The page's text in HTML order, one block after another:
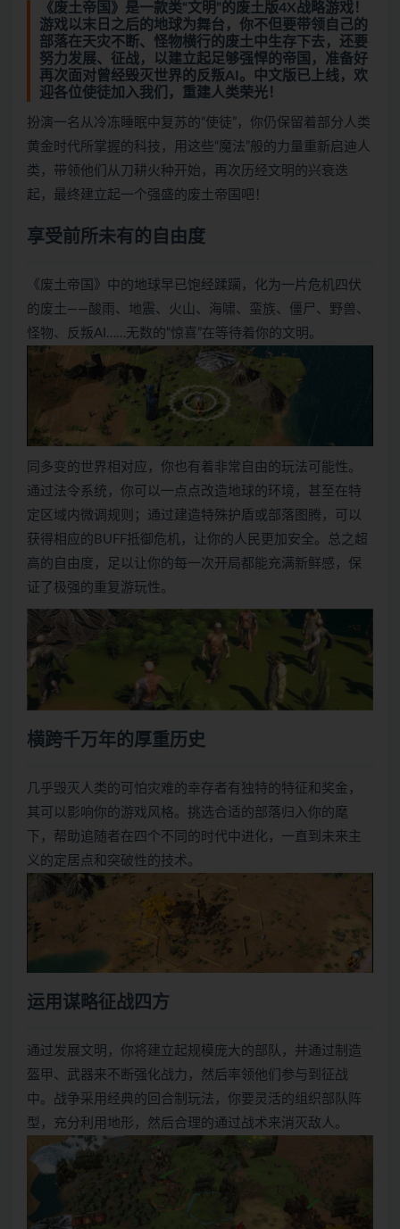
《废土帝国》是一款类“文明”的废土版4X战略游戏！
游戏以末日之后的地球为舞台，你不但要带领自己的
部落在天灾不断、怪物横行的废土中生存下去，还要
努力发展、征战，以建立起足够强悍的帝国，准备好
再次面对曾经毁灭世界的反叛AI。中文版已上线，欢
迎各位使徒加入我们，重建人类荣光！
扮演一名从冷冻睡眠中复苏的“使徒”，你仍保留着部分人类
黄金时代所掌握的科技，用这些“魔法”般的力量重新启迪人
类，带领他们从刀耕火种开始，再次历经文明的兴衰迭
起，最终建立起一个强盛的废土帝国吧！
享受前所未有的自由度
《废土帝国》中的地球早已饱经蹂躏，化为一片危机四伏
的废土——酸雨、地震、火山、海啸、蛮族、僵尸、野兽、
怪物、反叛AI……无数的“惊喜”在等待着你的文明。
同多变的世界相对应，你也有着非常自由的玩法可能性。
通过法令系统，你可以一点点改造地球的环境，甚至在特
定区域内微调规则；通过建造特殊护盾或部落图腾，可以
获得相应的BUFF抵御危机，让你的人民更加安全。总之超
高的自由度，足以让你的每一次开局都能充满新鲜感，保
证了极强的重复游玩性。
横跨千万年的厚重历史
几乎毁灭人类的可怕灾难的幸存者有独特的特征和奖金，
其可以影响你的游戏风格。挑选合适的部落归入你的麾
下，帮助追随者在四个不同的时代中进化，一直到未来主
义的定居点和突破性的技术。
运用谋略征战四方
通过发展文明，你将建立起规模庞大的部队，并通过制造
盔甲、武器来不断强化战力，然后率领他们参与到征战
中。战争采用经典的回合制玩法，你要灵活的组织部队阵
型，充分利用地形，然后合理的通过战术来消灭敌人。